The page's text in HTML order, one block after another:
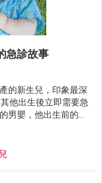
急診故事
的新生兒，印象最深
他出生後立即需要急
男嬰，他出生前的過